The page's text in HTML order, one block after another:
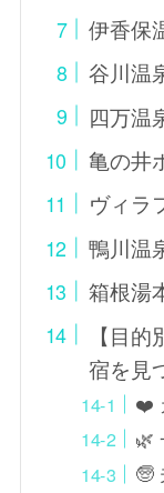
伊香保
谷川温
四万温
亀の井
ヴィラ
鴨川温
箱根湯
【目
宿を見
❤️
🌿
🧓